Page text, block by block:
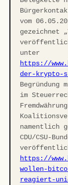
vom
gezeichnet
unter
https://
der-krypto-
Begründung
im
namentlich
CDU/CSU-
https://
wollen-
reagiert-